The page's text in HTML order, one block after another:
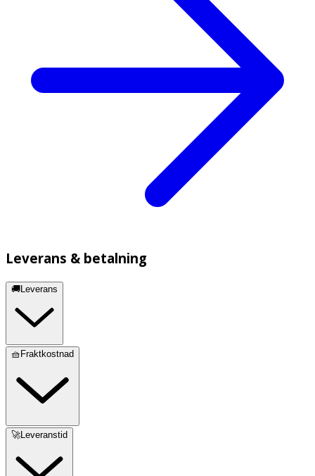
Leverans & betalning
🚚Leverans
🧺Fraktkostnad
🚀Leveranstid